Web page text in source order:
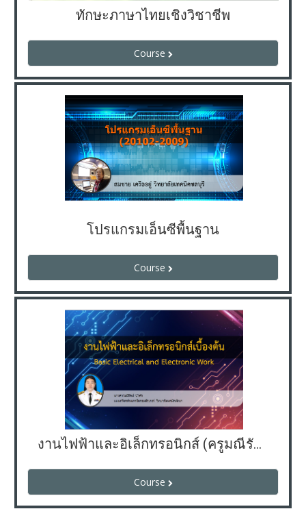
ทักษะภาษาไทยเชิงวิชาชีพ
Course
โปรแกรมเอ็นซีพื้นฐาน
Course
งานไฟฟ้าและอิเล็กทรอนิกส์ (ครูมณีรัตน์)
Course